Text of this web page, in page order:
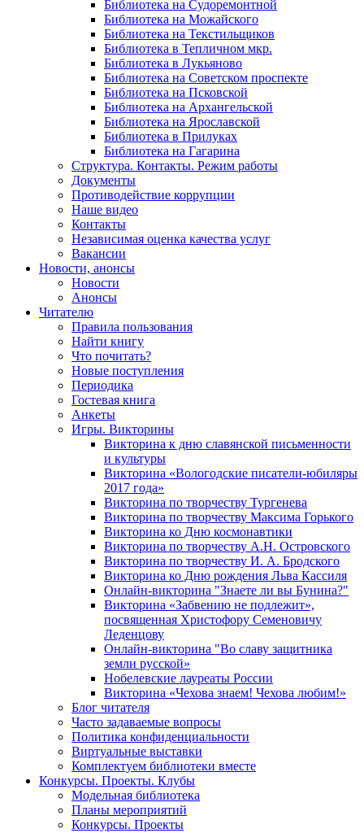
Библиотека на Судоремонтной
Библиотека на Можайского
Библиотека на Текстильщиков
Библиотека в Тепличном мкр.
Библиотека в Лукьяново
Библиотека на Советском проспекте
Библиотека на Псковской
Библиотека на Архангельской
Библиотека на Ярославской
Библиотека в Прилуках
Библиотека на Гагарина
Структура. Контакты. Режим работы
Документы
Противодействие коррупции
Наше видео
Контакты
Независимая оценка качества услуг
Вакансии
Новости, анонсы
Новости
Анонсы
Читателю
Правила пользования
Найти книгу
Что почитать?
Новые поступления
Периодика
Гостевая книга
Анкеты
Игры. Викторины
Викторина к дню славянской письменности
и культуры
Викторина «Вологодские писатели-юбиляры
2017 года»
Викторина по творчеству Тургенева
Викторина по творчеству Максима Горького
Викторина ко Дню космонавтики
Викторина по творчеству А.Н. Островского
Викторина по творчеству И. А. Бродского
Викторина ко Дню рождения Льва Кассиля
Онлайн-викторина "Знаете ли вы Бунина?"
Викторина «Забвению не подлежит»,
посвященная Христофору Семеновичу
Леденцову
Онлайн-викторина "Во славу защитника
земли русской»
Нобелевские лауреаты России
Викторина «Чехова знаем! Чехова любим!»
Блог читателя
Часто задаваемые вопросы
Политика конфиденциальности
Виртуальные выставки
Комплектуем библиотеки вместе
Конкурсы. Проекты. Клубы
Модельная библиотека
Планы мероприятий
Конкурсы. Проекты